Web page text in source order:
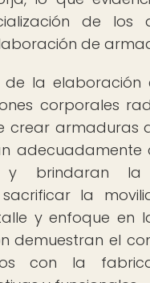
de los
de
de la elaboración
corporales
crear armaduras
adecuadamente
y brindaran la
la
y enfoque en
demuestran el
con la